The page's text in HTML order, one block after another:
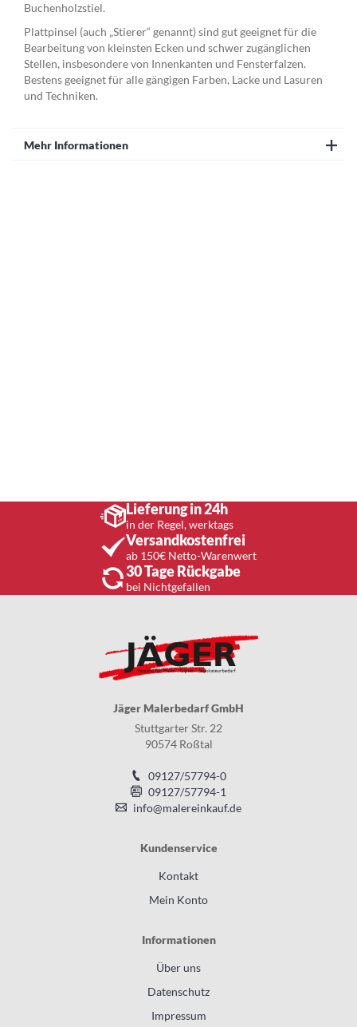
Buchenholzstiel.
Plattpinsel (auch „Stierer“ genannt) sind gut geeignet für die
Bearbeitung von kleinsten Ecken und schwer zugänglichen
Stellen, insbesondere von Innenkanten und Fensterfalzen.
Bestens geeignet für alle gängigen Farben, Lacke und Lasuren
und Techniken.
Mehr Informationen
Lieferung in 24h
in der Regel, werktags
Versandkostenfrei
ab 150€ Netto-Warenwert
30 Tage Rückgabe
bei Nichtgefallen
Jäger Malerbedarf GmbH
Stuttgarter Str. 22
90574 Roßtal
09127/57794-0
09127/57794-1
info@malereinkauf.de
Kundenservice
Kontakt
Mein Konto
Informationen
Über uns
Datenschutz
Impressum